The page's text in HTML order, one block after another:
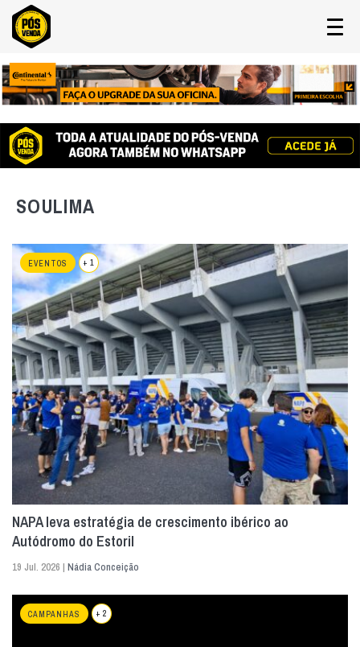
SOULIMA
EVENTOS + 1
NAPA leva estratégia de crescimento ibérico ao
Autódromo do Estoril
19 Jul. 2026 | Nádia Conceição
CAMPANHAS + 2